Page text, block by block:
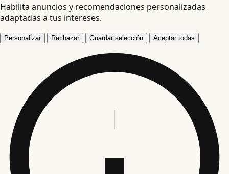
Habilita anuncios y recomendaciones personalizadas
adaptadas a tus intereses.
Personalizar Rechazar Guardar selección Aceptar todas